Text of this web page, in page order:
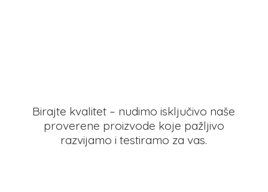
Birajte kvalitet – nudimo isključivo naše
proverene proizvode koje pažljivo
razvijamo i testiramo za vas.